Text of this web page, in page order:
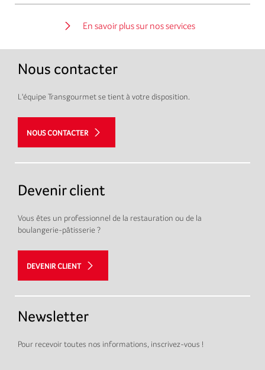
En savoir plus sur nos services
Nous contacter
L'équipe Transgourmet se tient à votre disposition.
NOUS CONTACTER
Devenir client
Vous êtes un professionnel de la restauration ou de la
boulangerie-pâtisserie ?
DEVENIR CLIENT
Newsletter
Pour recevoir toutes nos informations, inscrivez-vous !